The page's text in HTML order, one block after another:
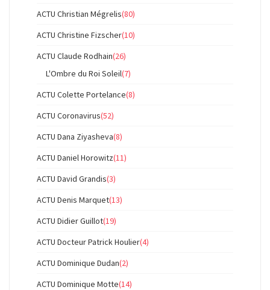
ACTU Christian Mégrelis(80)
ACTU Christine Fizscher(10)
ACTU Claude Rodhain(26)
L'Ombre du Roi Soleil(7)
ACTU Colette Portelance(8)
ACTU Coronavirus(52)
ACTU Dana Ziyasheva(8)
ACTU Daniel Horowitz(11)
ACTU David Grandis(3)
ACTU Denis Marquet(13)
ACTU Didier Guillot(19)
ACTU Docteur Patrick Houlier(4)
ACTU Dominique Dudan(2)
ACTU Dominique Motte(14)